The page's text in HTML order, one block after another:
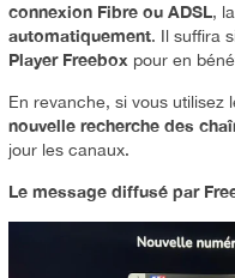
connexion Fibre ou ADSL,
automatiquement. Il suffira
Player Freebox pour en
En revanche, si vous utilisez
nouvelle recherche des
jour les canaux.
Le message diffusé par